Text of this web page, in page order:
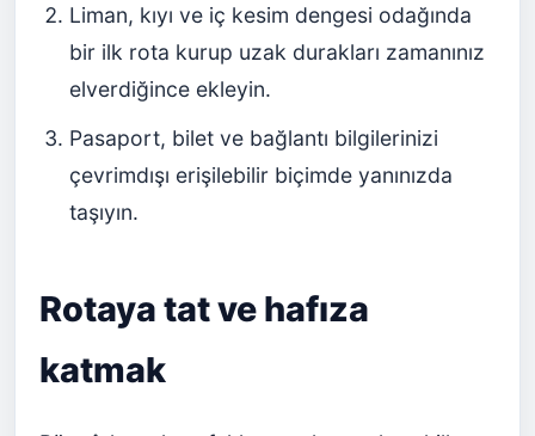
Liman, kıyı ve iç kesim dengesi odağında
bir ilk rota kurup uzak durakları zamanınız
elverdiğince ekleyin.
Pasaport, bilet ve bağlantı bilgilerinizi
çevrimdışı erişilebilir biçimde yanınızda
taşıyın.
Rotaya tat ve hafıza
katmak